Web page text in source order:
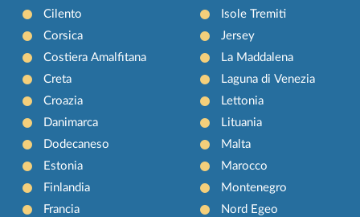
Cilento
Corsica
Costiera Amalfitana
Creta
Croazia
Danimarca
Dodecaneso
Estonia
Finlandia
Francia
Isole Tremiti
Jersey
La Maddalena
Laguna di Venezia
Lettonia
Lituania
Malta
Marocco
Montenegro
Nord Egeo